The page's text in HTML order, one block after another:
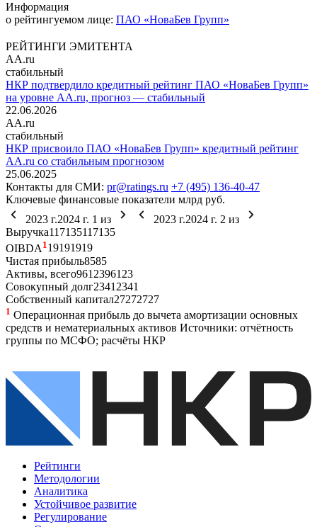
Информация
о рейтингуемом лице: ПАО «НоваБев Групп»
РЕЙТИНГИ ЭМИТЕНТА
AA.ru
стабильный
НКР подтвердило кредитный рейтинг ПАО «НоваБев Групп»
на уровне AA.ru, прогноз — стабильный
22.06.2026
AA.ru
стабильный
НКР присвоило ПАО «НоваБев Групп» кредитный рейтинг
AA.ru со стабильным прогнозом
25.06.2025
Контакты для СМИ: pr@ratings.ru +7 (495) 136-40-47
Ключевые финансовые показатели млрд руб.
2023 г.2024 г. 1 из 2023 г.2024 г. 2 из
Выручка117135117135
OIBDA 1 19191919
Чистая прибыль8585
Активы, всего9612396123
Совокупный долг2341 2341
Собственный капитал27272727
1 Операционная прибыль до вычета амортизации основных
средств и нематериальных активов Источники: отчётность
группы по МСФО; расчёты НКР
Рейтинги
Методологии
Аналитика
Устойчивое развитие
Регулирование